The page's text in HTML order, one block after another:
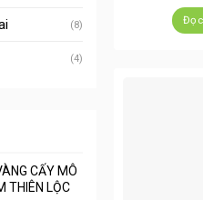
(8)
(4)
CẤY MÔ
THIÊN LỘC